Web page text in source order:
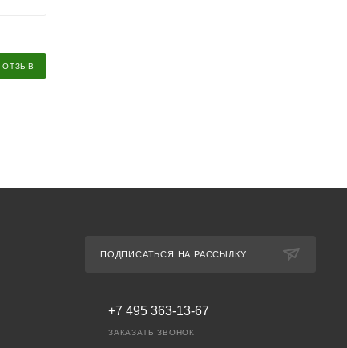
ОТЗЫВ
ПОДПИСАТЬСЯ НА РАССЫЛКУ
+7 495 363-13-67
ЗАКАЗАТЬ ЗВОНОК